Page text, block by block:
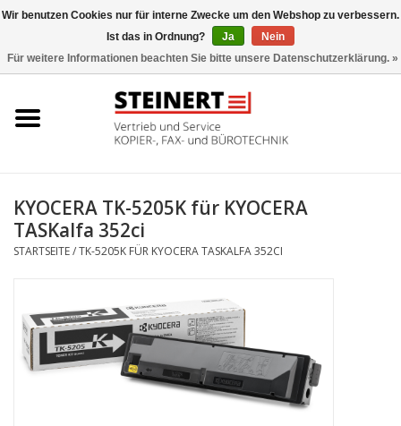
Büromaschinen- Service
Toner
Marken
KYOCERA TK-5205K für KYOCERA
TASKalfa 352ci
STARTSEITE/TK-5205K FÜR KYOCERA TASKALFA 352CI
Wir benutzen Cookies nur für interne Zwecke um den Webshop zu verbessern.
Ist das in Ordnung?
Ja
Nein
Für weitere Informationen beachten Sie bitte unsere Datenschutzerklärung. »